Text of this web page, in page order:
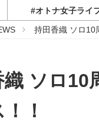
#オトナ女子ライ
持田香織 ソロ10
織 ソロ10
！